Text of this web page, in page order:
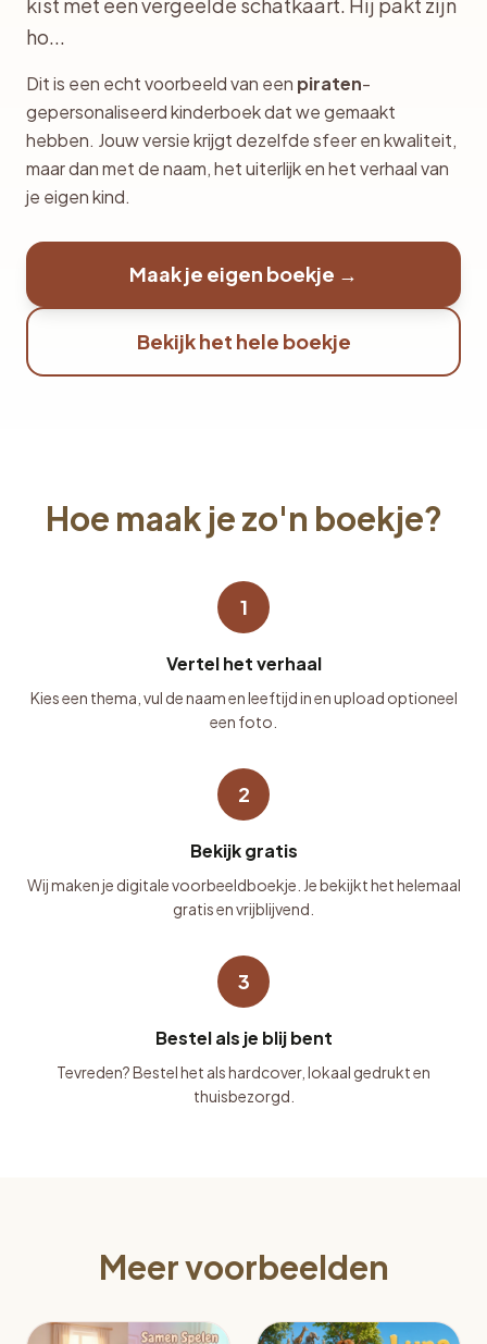
ho...
Dit is een echt voorbeeld van een piraten-
gepersonaliseerd kinderboek dat we gemaakt
hebben. Jouw versie krijgt dezelfde sfeer en kwaliteit,
maar dan met de naam, het uiterlijk en het verhaal van
je eigen kind.
Maak je eigen boekje →
Bekijk het hele boekje
Hoe maak je zo'n boekje?
1
Vertel het verhaal
Kies een thema, vul de naam en leeftijd in en upload optioneel
een foto.
2
Bekijk gratis
Wij maken je digitale voorbeeldboekje. Je bekijkt het helemaal
gratis en vrijblijvend.
3
Bestel als je blij bent
Tevreden? Bestel het als hardcover, lokaal gedrukt en
thuisbezorgd.
Meer voorbeelden